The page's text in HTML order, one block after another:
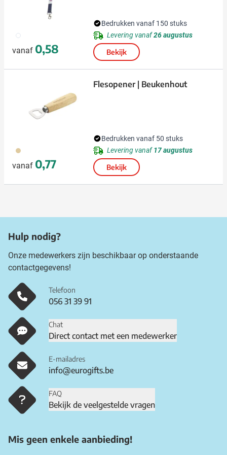
009
vanaf 0,58
Bedrukken vanaf 150 stuks
Levering vanaf26 augustus
Bekijk
945
vanaf 0,77
Flesopener | Beukenhout
Bedrukken vanaf 50 stuks
Levering vanaf17 augustus
Bekijk
Hulp nodig?
Onze medewerkers zijn beschikbaar op onderstaande
contactgegevens!
Telefoon
056 31 39 91
Chat
Direct contact met een medewerker
E-mailadres
info@eurogifts.be
FAQ
Bekijk de veelgestelde vragen
Mis geen enkele aanbieding!